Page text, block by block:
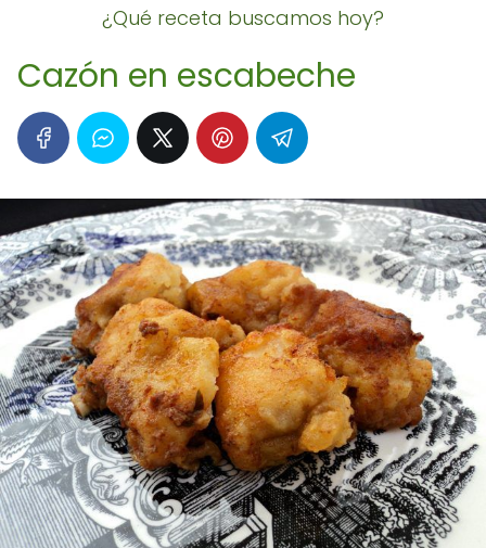
¿Qué receta buscamos hoy?
Cazón en escabeche